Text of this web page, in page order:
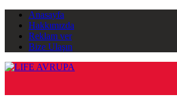
Anasayfa
Hakkımızda
Reklam ver
Bize Ulaşın